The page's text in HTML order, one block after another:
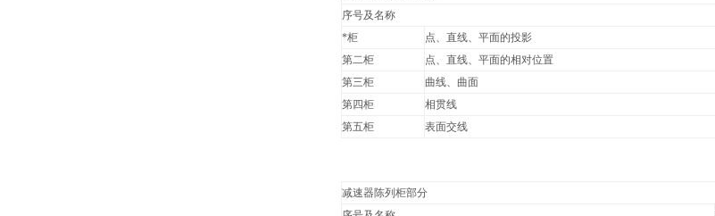
序号及名称
*柜
点、直线、平面的投影
第二柜
点、直线、平面的相对位置
第三柜
曲线、曲面
第四柜
相贯线
第五柜
表面交线
减速器陈列柜部分